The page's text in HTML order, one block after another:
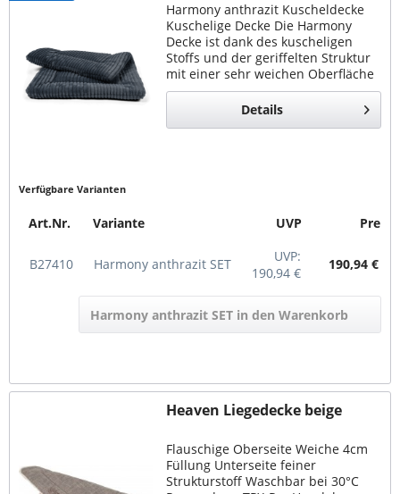
Harmony anthrazit Kuscheldecke
Kuschelige Decke Die Harmony
Decke ist dank des kuscheligen
Stoffs und der geriffelten Struktur
mit einer sehr weichen Oberfläche
ausgestattet. Das macht sie zu dem
perfekten Liegeplatz im Alltag.
Details
Verfügbare Varianten
Art.Nr. Variante UVP Preis
B27410 Harmony anthrazit SET
UVP:
190,94 €
190,94 € *
Harmony anthrazit SET in den Warenkorb
Heaven Liegedecke beige
Flauschige Oberseite Weiche 4cm
Füllung Unterseite feiner
Strukturstoff Waschbar bei 30°C